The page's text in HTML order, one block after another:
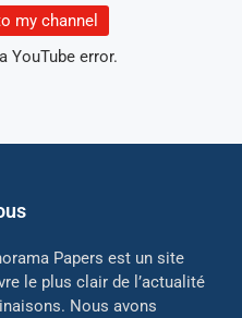
my channel
YouTube error.
Papers est un site
le plus clair de l’actualité
Nous avons